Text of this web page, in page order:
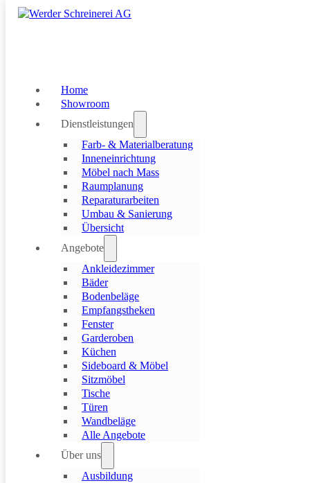
Skip to main content Skip to footer
Home
Showroom
Dienstleistungen
Farb- & Materialberatung
Inneneinrichtung
Möbel nach Mass
Raumplanung
Reparaturarbeiten
Umbau & Sanierung
Übersicht
Angebote
Ankleidezimmer
Bäder
Bodenbeläge
Empfangstheken
Fenster
Garderoben
Küchen
Sideboard & Möbel
Sitzmöbel
Tische
Türen
Wandbeläge
Alle Angebote
Über uns
Ausbildung
Verlängern Sie die Lebensdauer Ihrer